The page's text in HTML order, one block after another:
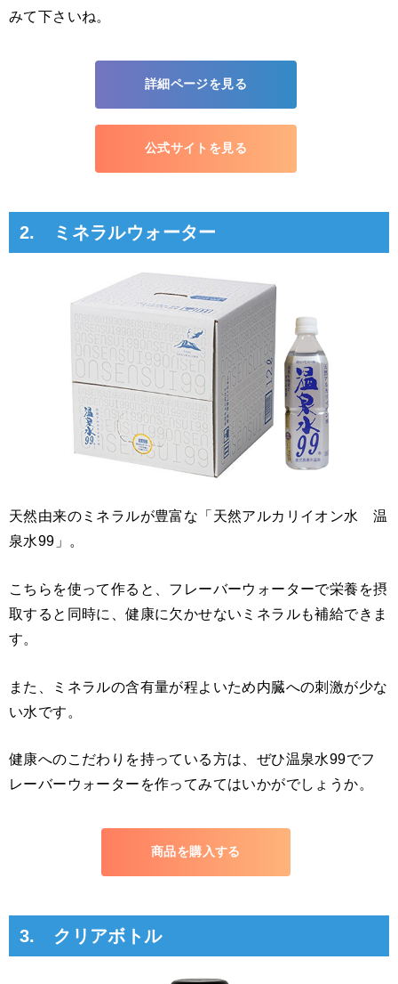
みて下さいね。
詳細ページを見る
公式サイトを見る
2. ミネラルウォーター
天然由来のミネラルが豊富な「天然アルカリイオン水 温
泉水99」。
こちらを使って作ると、フレーバーウォーターで栄養を摂
取すると同時に、健康に欠かせないミネラルも補給できま
す。
また、ミネラルの含有量が程よいため内臓への刺激が少な
い水です。
健康へのこだわりを持っている方は、ぜひ温泉水99でフ
レーバーウォーターを作ってみてはいかがでしょうか。
商品を購入する
3. クリアボトル